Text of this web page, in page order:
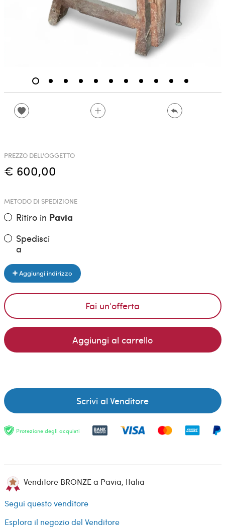
PREZZO DELL'OGGETTO
€ 600,00
METODO DI SPEDIZIONE
Ritiro in Pavia
Spedisci
a
Aggiungi indirizzo
Fai un'offerta
Aggiungi al carrello
Scrivi al Venditore
Protezione degli acquisti
Venditore BRONZE a Pavia, Italia
Segui questo venditore
Esplora il negozio del Venditore